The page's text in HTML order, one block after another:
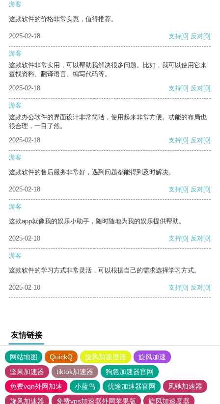
游客
这款软件的价格非常实惠，值得推荐。
2025-02-18 支持[0] 反对[0]
游客
这款软件非常实用，可以帮助我解决很多问题。比如，我可以使用它来
查找资料、翻译语言、编写代码等。
2025-02-18
支持[0] 反对[0]
游客
这款办公软件的界面设计非常简洁，使用起来非常方便。功能的布局也
很合理，一目了然。
2025-02-18
支持[0] 反对[0]
游客
这款软件的售后服务非常好，遇到问题都能得到及时解决。
2025-02-18 支持[0] 反对[0]
游客
这款app就像我的娱乐小助手，随时随地为我的娱乐提供帮助。
2025-02-18 支持[0] 反对[0]
游客
这款软件的学习方式非常灵活，可以根据自己的需求选择学习方式。
2025-02-18 支持[0] 反对[0]
友情链接
网站地图 QuickQ 旋风加速度器
旋风加速
坚果加速器
tiktok加速器
狗急加速器官网
免费vqn外网加速
小蓝鸟 优途加速器官网
风驰加速器
旋风加速器
免费vps加速器外网苹果版 旋风加速度器